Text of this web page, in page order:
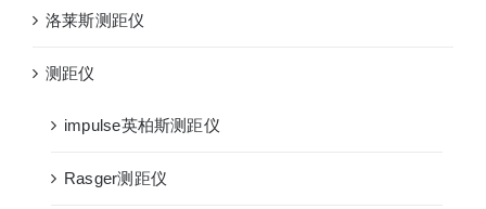
洛莱斯测距仪
测距仪
impulse英柏斯测距仪
Rasger测距仪